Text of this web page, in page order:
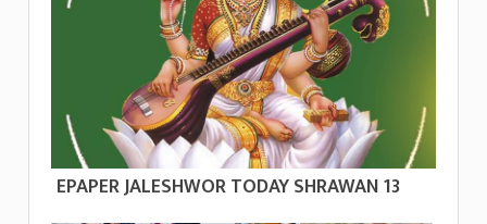
EPAPER JALESHWOR TODAY SHRAWAN 13